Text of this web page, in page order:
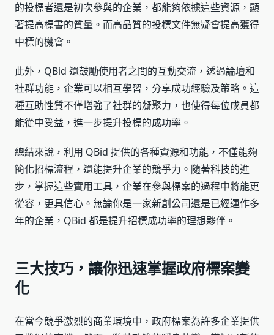
的投標者還是初次參與的企業，都能夠依據這些資源，顯
著提高標書的質量。而高品質的投標文件無疑會提高獲得
中標的機會。
此外，QBid 還鼓勵使用者之間的互動交流，透過論壇和
社群功能，企業可以相互學習，分享成功經驗及策略。這
種互助性質不僅增強了社群的凝聚力，也使得每位成員都
能從中受益，進一步提升投標的成功率。
總結來說，利用 QBid 提供的各種資源和功能，不僅能夠
簡化招標流程，還能提升企業的競爭力。隨著科技的進
步，掌握這些實用工具，企業在參與標案的過程中將能更
從容，更具信心。無論你是一家新創公司還是已經運作多
年的企業，QBid 都是提升招標成功率的理想夥伴。
三大技巧，讓你迅速掌握政府標案變
化
在當今競爭激烈的商業環境中，政府標案為許多企業提供